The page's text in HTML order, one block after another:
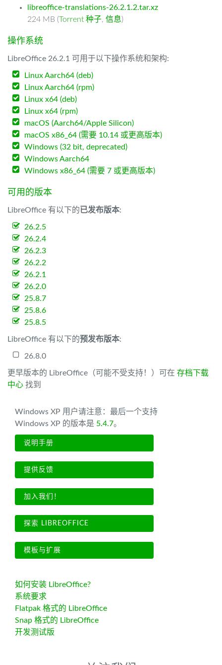
libreoffice-translations-26.2.1.2.tar.xz
224 MB (Torrent 种子, 信息)
操作系统
LibreOffice 26.2.1 可用于以下操作系统和架构:
Linux Aarch64 (deb)
Linux Aarch64 (rpm)
Linux x64 (deb)
Linux x64 (rpm)
macOS (Aarch64/Apple Silicon)
macOS x86_64 (需要 10.14 或更高版本)
Windows (32 bit, deprecated)
Windows Aarch64
Windows x86_64 (需要 7 或更高版本)
可用的版本
LibreOffice 有以下的已发布版本:
26.2.5
26.2.4
26.2.3
26.2.2
26.2.1
26.2.0
25.8.7
25.8.6
25.8.5
LibreOffice 有以下的预发布版本:
26.8.0
更早版本的 LibreOffice（可能不受支持！）可在 存档下载
中心 找到
Windows XP 用户请注意：最后一个支持
Windows XP 的版本是 5.4.7。
说明手册
提供反馈
加入我们！
探索 LIBREOFFICE
模板与扩展
如何安装 LibreOffice?
系统要求
Flatpak 格式的 LibreOffice
Snap 格式的 LibreOffice
开发测试版